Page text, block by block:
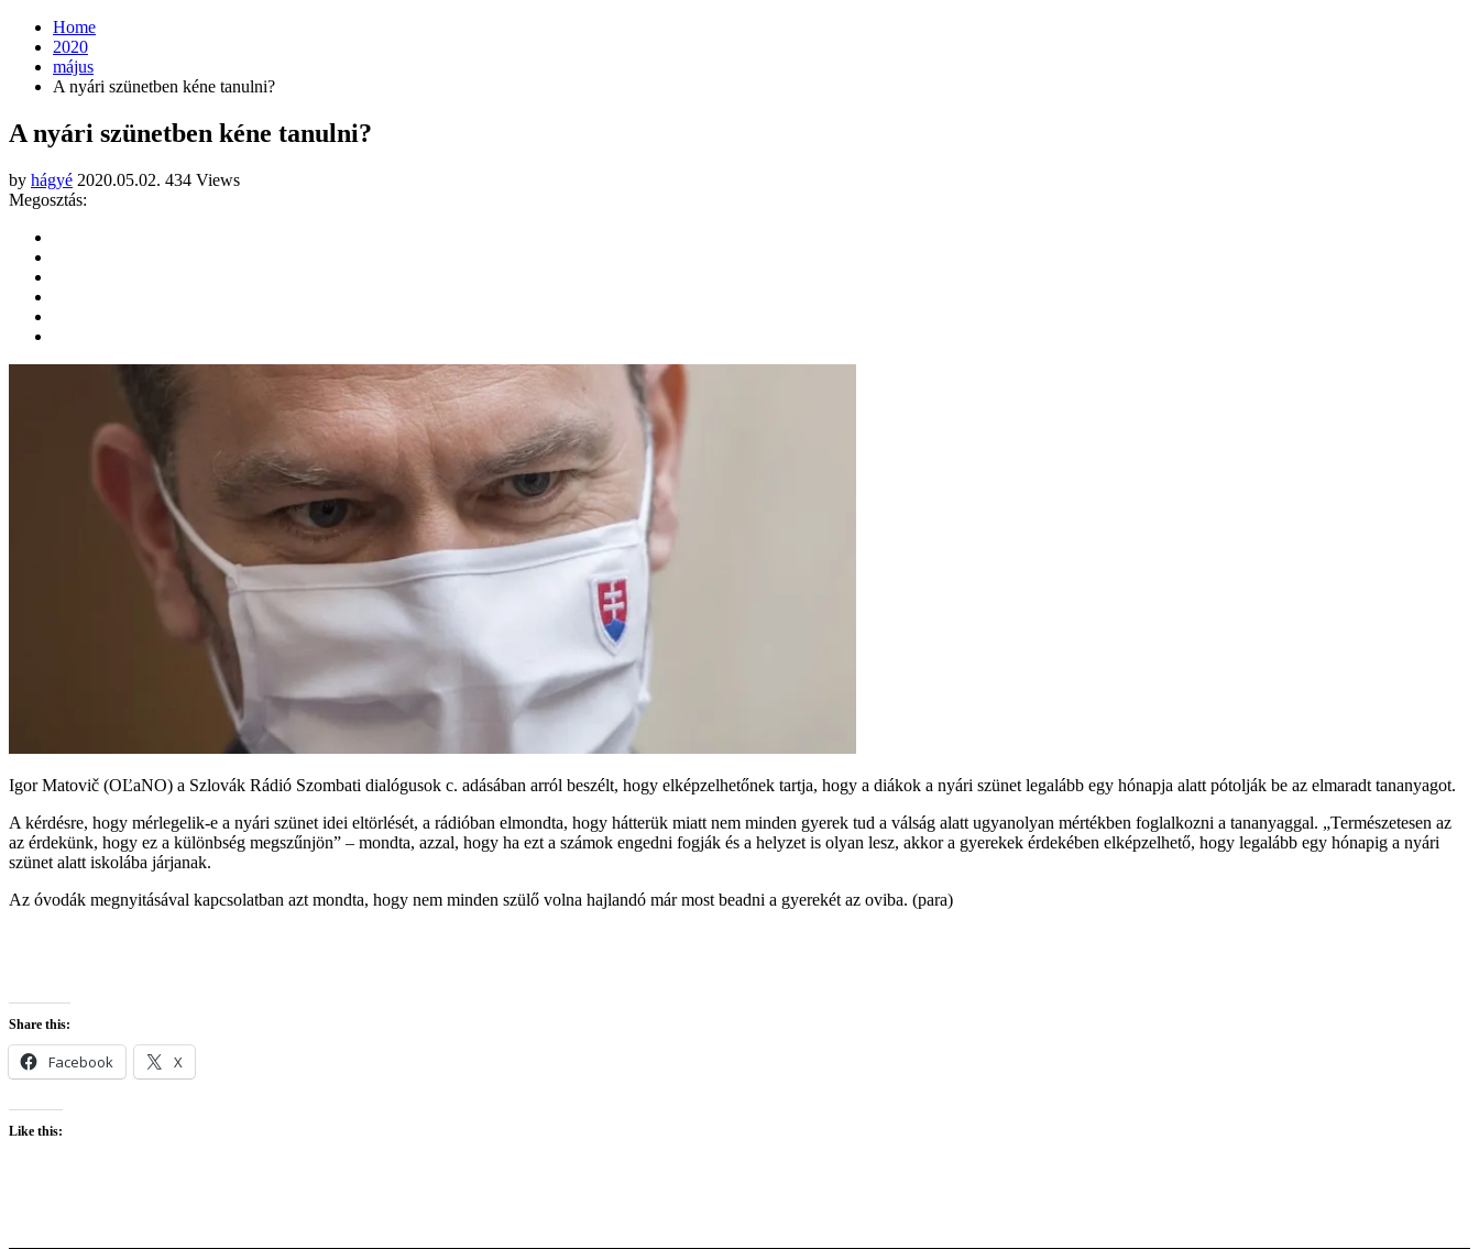
Home
2020
május
A nyári szünetben kéne tanulni?
A nyári szünetben kéne tanulni?
by hágyé 2020.05.02. 434 Views
Megosztás:
Igor Matovič (OĽaNO) a Szlovák Rádió Szombati dialógusok c. adásában arról beszélt, hogy elképzelhetőnek tartja, hogy a diákok a nyári szünet legalább egy hónapja alatt pótolják be az elmaradt tananyagot.
A kérdésre, hogy mérlegelik-e a nyári szünet idei eltörlését, a rádióban elmondta, hogy hátterük miatt nem minden gyerek tud a válság alatt ugyanolyan mértékben foglalkozni a tananyaggal. „Természetesen az
az érdekünk, hogy ez a különbség megszűnjön” – mondta, azzal, hogy ha ezt a számok engedni fogják és a helyzet is olyan lesz, akkor a gyerekek érdekében elképzelhető, hogy legalább egy hónapig a nyári
szünet alatt iskolába járjanak.
Az óvodák megnyitásával kapcsolatban azt mondta, hogy nem minden szülő volna hajlandó már most beadni a gyerekét az oviba. (para)
Share this:
Facebook X
Like this: